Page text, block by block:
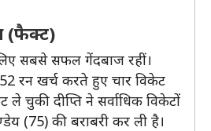
(फैक्ट)
सबसे सफल गेंदबाज रहीं।
रन खर्च करते हुए चार विकेट
ले चुकी दीप्ति ने सर्वाधिक विकेटों
(75) की बराबरी कर ली है।